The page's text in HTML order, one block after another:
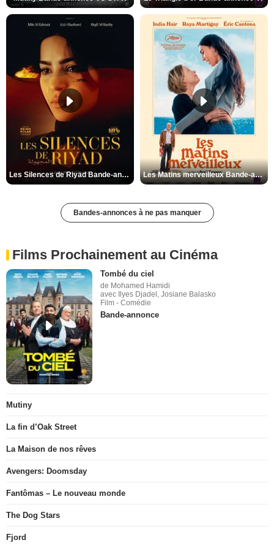
Les Silences de Riyad Bande-annonce VO STFR Les Matins merveilleux Bande-annonce VF
Bandes-annonces à ne pas manquer
Films Prochainement au Cinéma
Tombé du ciel
de Mohamed Hamidi
avec Ilyes Djadel, Josiane Balasko
Film - Comédie
Bande-annonce
Mutiny
La fin d’Oak Street
La Maison de nos rêves
Avengers: Doomsday
Fantômas – Le nouveau monde
The Dog Stars
Fjord